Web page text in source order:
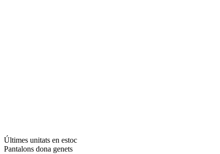
Últimes unitats en estoc
Pantalons dona genets